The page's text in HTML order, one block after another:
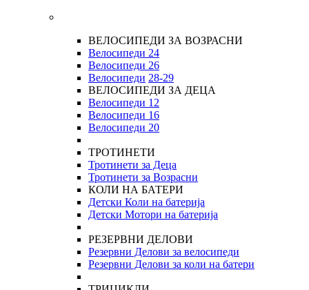
ВЕЛОСИПЕДИ ЗА ВОЗРАСНИ
Велосипеди 24
Велосипеди 26
Велосипеди 28-29
ВЕЛОСИПЕДИ ЗА ДЕЦА
Велосипеди 12
Велосипеди 16
Велосипеди 20
ТРОТИНЕТИ
Тротинети за Деца
Тротинети за Возрасни
КОЛИ НА БАТЕРИ
Детски Коли на батерија
Детски Мотори на батерија
РЕЗЕРВНИ ДЕЛОВИ
Резервни Делови за велосипеди
Резервни Делови за коли на батери